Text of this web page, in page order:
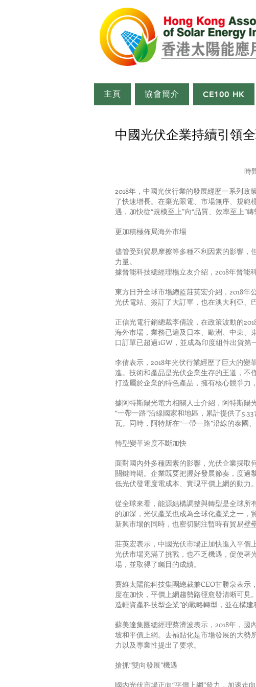
主頁 協會簡介 CE100 HK
中國光伏企業持續引領
時
2018年，中國光伏行業的發展經歷一系列
了快速增長。在棄光限電、市場無序、規範
遇，加快從“規模至上”向“品質、效率至上”轉
更加積極佈局海外市場
儘管受到貿易摩擦等多種不利因素的影響，
力量。
據晉能科技總經理楊立友介紹，2018年晉能
東方日升全球市場總監莊英宏介紹，2018年
光伏電站、簽訂了大訂單，也在澳大利亞、
正信光電行銷總裁李倩說，在政策波動的
海外市場，業務已遍及日本、歐洲、中東、
口訂單已超過1GW，並成為印度組件出貨第一
李倩表示，2018年光伏行業經歷了巨大的
進。技術和產品是光伏企業生存的王道，不
打造屬於企業的特色產品，擁有核心競爭力
據阿特斯陽光電力相關人士介紹，阿特斯陽
“一帶一路”沿線國家和地區，累計提供了
瓦。同時，阿特斯在“一帶一路”沿線的泰國
轉型變革速度不斷加快
面對國內外多種因素的影響，光伏企業採取
關鍵時期。企業既要把握好發展節奏，度過
低光伏發電度電成本、實現平價上網的動力。
從全球來看，能源結構調整與轉型是全球所
的加深，光伏產業也成為全球化產業之一，
新興市場的同時，也密切關注暫時有貿易壁
莊英宏表示，中國光伏市場正加快進入平價
光伏市場充滿了挑戰，也不乏機遇，促使著
場，並取得了矚目的成績。
賽維太陽能科技集團總裁兼CEO甘勝泉表示
度在加快，平價上網趨勢路徑愈發清晰可見
造輕資產科技型企業”的戰略轉型，並在構
蘇美達集團總經理蔡濟波表示，2018年，
坡和平價上網。去補貼化是市場發展的大勢
力以及專業性提出了要求。
搶抓“雙向發展”機遇
國內光伏市場正向“平價上網”發力，加速走